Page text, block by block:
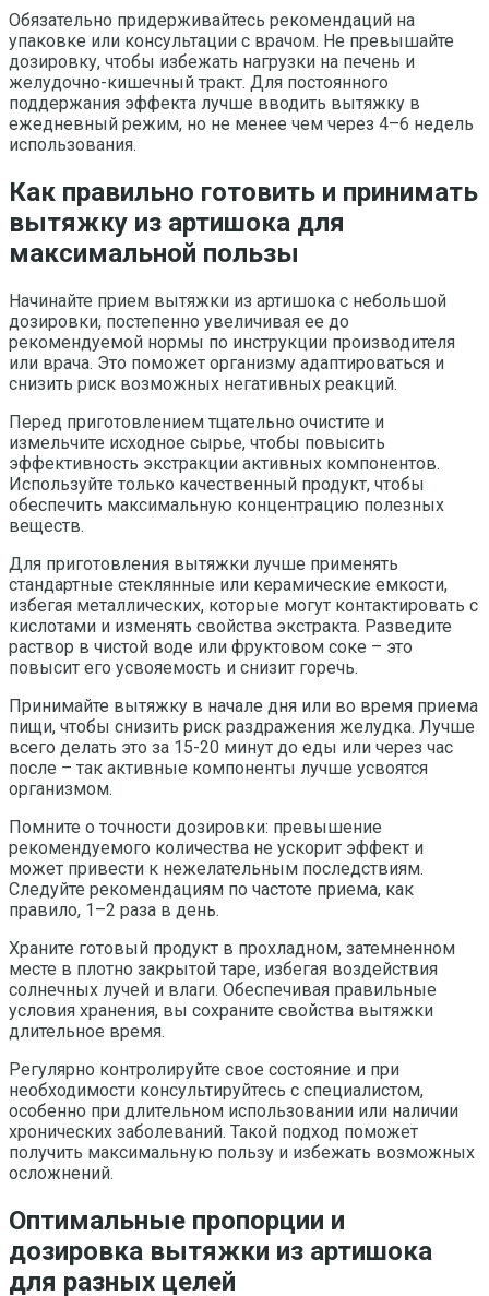
Обязательно придерживайтесь рекомендаций на
упаковке или консультации с врачом. Не превышайте
дозировку, чтобы избежать нагрузки на печень и
желудочно-кишечный тракт. Для постоянного
поддержания эффекта лучше вводить вытяжку в
ежедневный режим, но не менее чем через 4–6 недель
использования.
Как правильно готовить и принимать
вытяжку из артишока для
максимальной пользы
Начинайте прием вытяжки из артишока с небольшой
дозировки, постепенно увеличивая ее до
рекомендуемой нормы по инструкции производителя
или врача. Это поможет организму адаптироваться и
снизить риск возможных негативных реакций.
Перед приготовлением тщательно очистите и
измельчите исходное сырье, чтобы повысить
эффективность экстракции активных компонентов.
Используйте только качественный продукт, чтобы
обеспечить максимальную концентрацию полезных
веществ.
Для приготовления вытяжки лучше применять
стандартные стеклянные или керамические емкости,
избегая металлических, которые могут контактировать с
кислотами и изменять свойства экстракта. Разведите
раствор в чистой воде или фруктовом соке – это
повысит его усвояемость и снизит горечь.
Принимайте вытяжку в начале дня или во время приема
пищи, чтобы снизить риск раздражения желудка. Лучше
всего делать это за 15-20 минут до еды или через час
после – так активные компоненты лучше усвоятся
организмом.
Помните о точности дозировки: превышение
рекомендуемого количества не ускорит эффект и
может привести к нежелательным последствиям.
Следуйте рекомендациям по частоте приема, как
правило, 1–2 раза в день.
Храните готовый продукт в прохладном, затемненном
месте в плотно закрытой таре, избегая воздействия
солнечных лучей и влаги. Обеспечивая правильные
условия хранения, вы сохраните свойства вытяжки
длительное время.
Регулярно контролируйте свое состояние и при
необходимости консультируйтесь с специалистом,
особенно при длительном использовании или наличии
хронических заболеваний. Такой подход поможет
получить максимальную пользу и избежать возможных
осложнений.
Оптимальные пропорции и
дозировка вытяжки из артишока
для разных целей